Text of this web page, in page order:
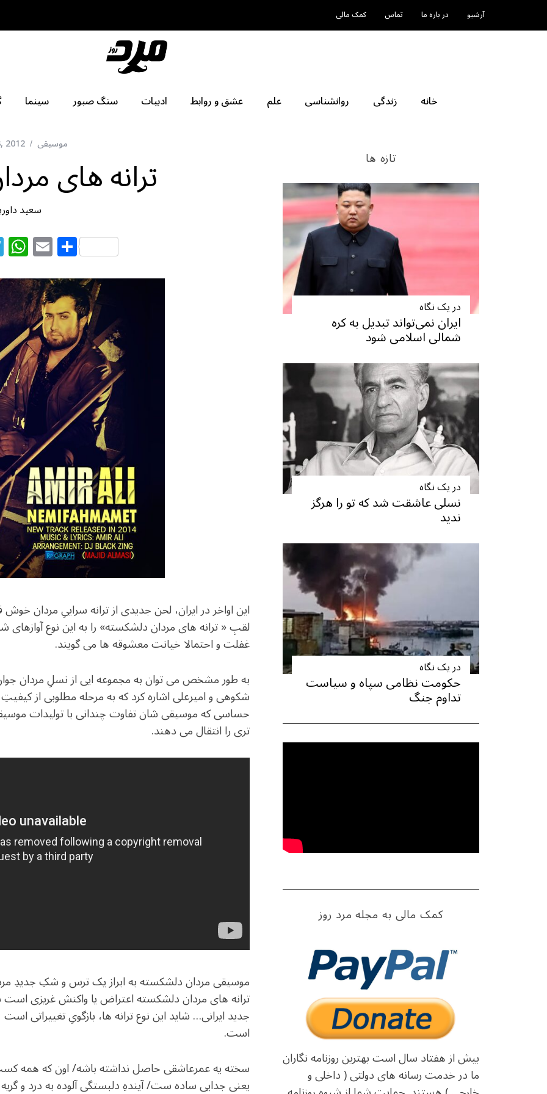
آرشیو در باره ما تماس کمک مالی
خانه زندگی روانشناسی علم عشق و روابط ادبیات سنگ صبور سینما
موسیقی 2012
ترانه های
سعید
T
el
e
g
ra
m
W
h
at
s
A
p
p
E
m
ai
l
S
h
ar
e
این اواخر در ایران، لحن جدیدی از ترانه سراییِ مردان
لقبِ « ترانه های مردان دلشکسته» را به این نوع آوازهای
غفلت و احتمالا خیانت معشوقه ها می گویند.
به طور مشخص می توان به مجموعه ایی از نسلِ مردان
شکوهی و امیرعلی اشاره کرد که به مرحله مطلوبی از
حساسی که موسیقی شان تفاوت چندانی با تولیدات
تری را انتقال می دهند.
موسیقی مردان دلشکسته به ابراز یک ترس و شکِ جدیدِ
ترانه های مردان دلشکسته اعتراض یا واکنش غریزی
جدید ایرانی… شاید این نوع ترانه ها، بازگویِ تغییراتی
است.
سخته یه عمرعاشقی حاصل نداشته باشه/ اون که همه
یعنی جدایی ساده ست/ آیندهِ دلبستگی آلوده به درد و
تازه ها
در یک نگاه
ایران نمی‌تواند تبدیل به کره
شمالی اسلامی شود
در یک نگاه
نسلی عاشقت شد که تو را هرگز
ندید
در یک نگاه
حکومت نظامی سپاه و سیاست
تداوم جنگ
کمک مالی به مجله مرد روز
بیش از هفتاد سال است بهترین روزنامه نگاران
ما در خدمت رسانه های دولتی ( داخلی و